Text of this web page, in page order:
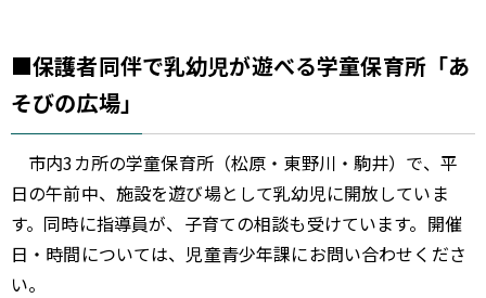
■保護者同伴で乳幼児が遊べる学童保育所「あ
そびの広場」
市内3カ所の学童保育所（松原・東野川・駒井）で、平
日の午前中、施設を遊び場として乳幼児に開放していま
す。同時に指導員が、子育ての相談も受けています。開催
日・時間については、児童青少年課にお問い合わせくださ
い。